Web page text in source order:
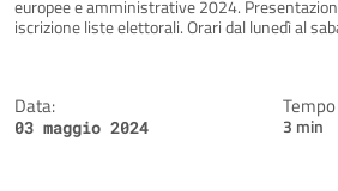
europee e amministrative 2024.
iscrizione liste elettorali. Orari dal lunedì al
Data:
03 maggio 2024 3 min